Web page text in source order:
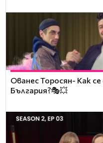
Ованес Торосян- Как
България?🎭💥